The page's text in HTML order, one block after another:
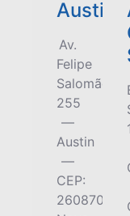
Austin
Av.
Felipe
Salomão,
255
—
Austin
—
CEP:
26087050